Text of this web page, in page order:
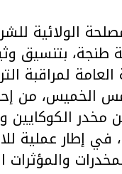
الولائية
طنجة، بتنسيق
لمراقبة
الخميس، من
الكوكايين
في إطار عملية
والمؤثرات